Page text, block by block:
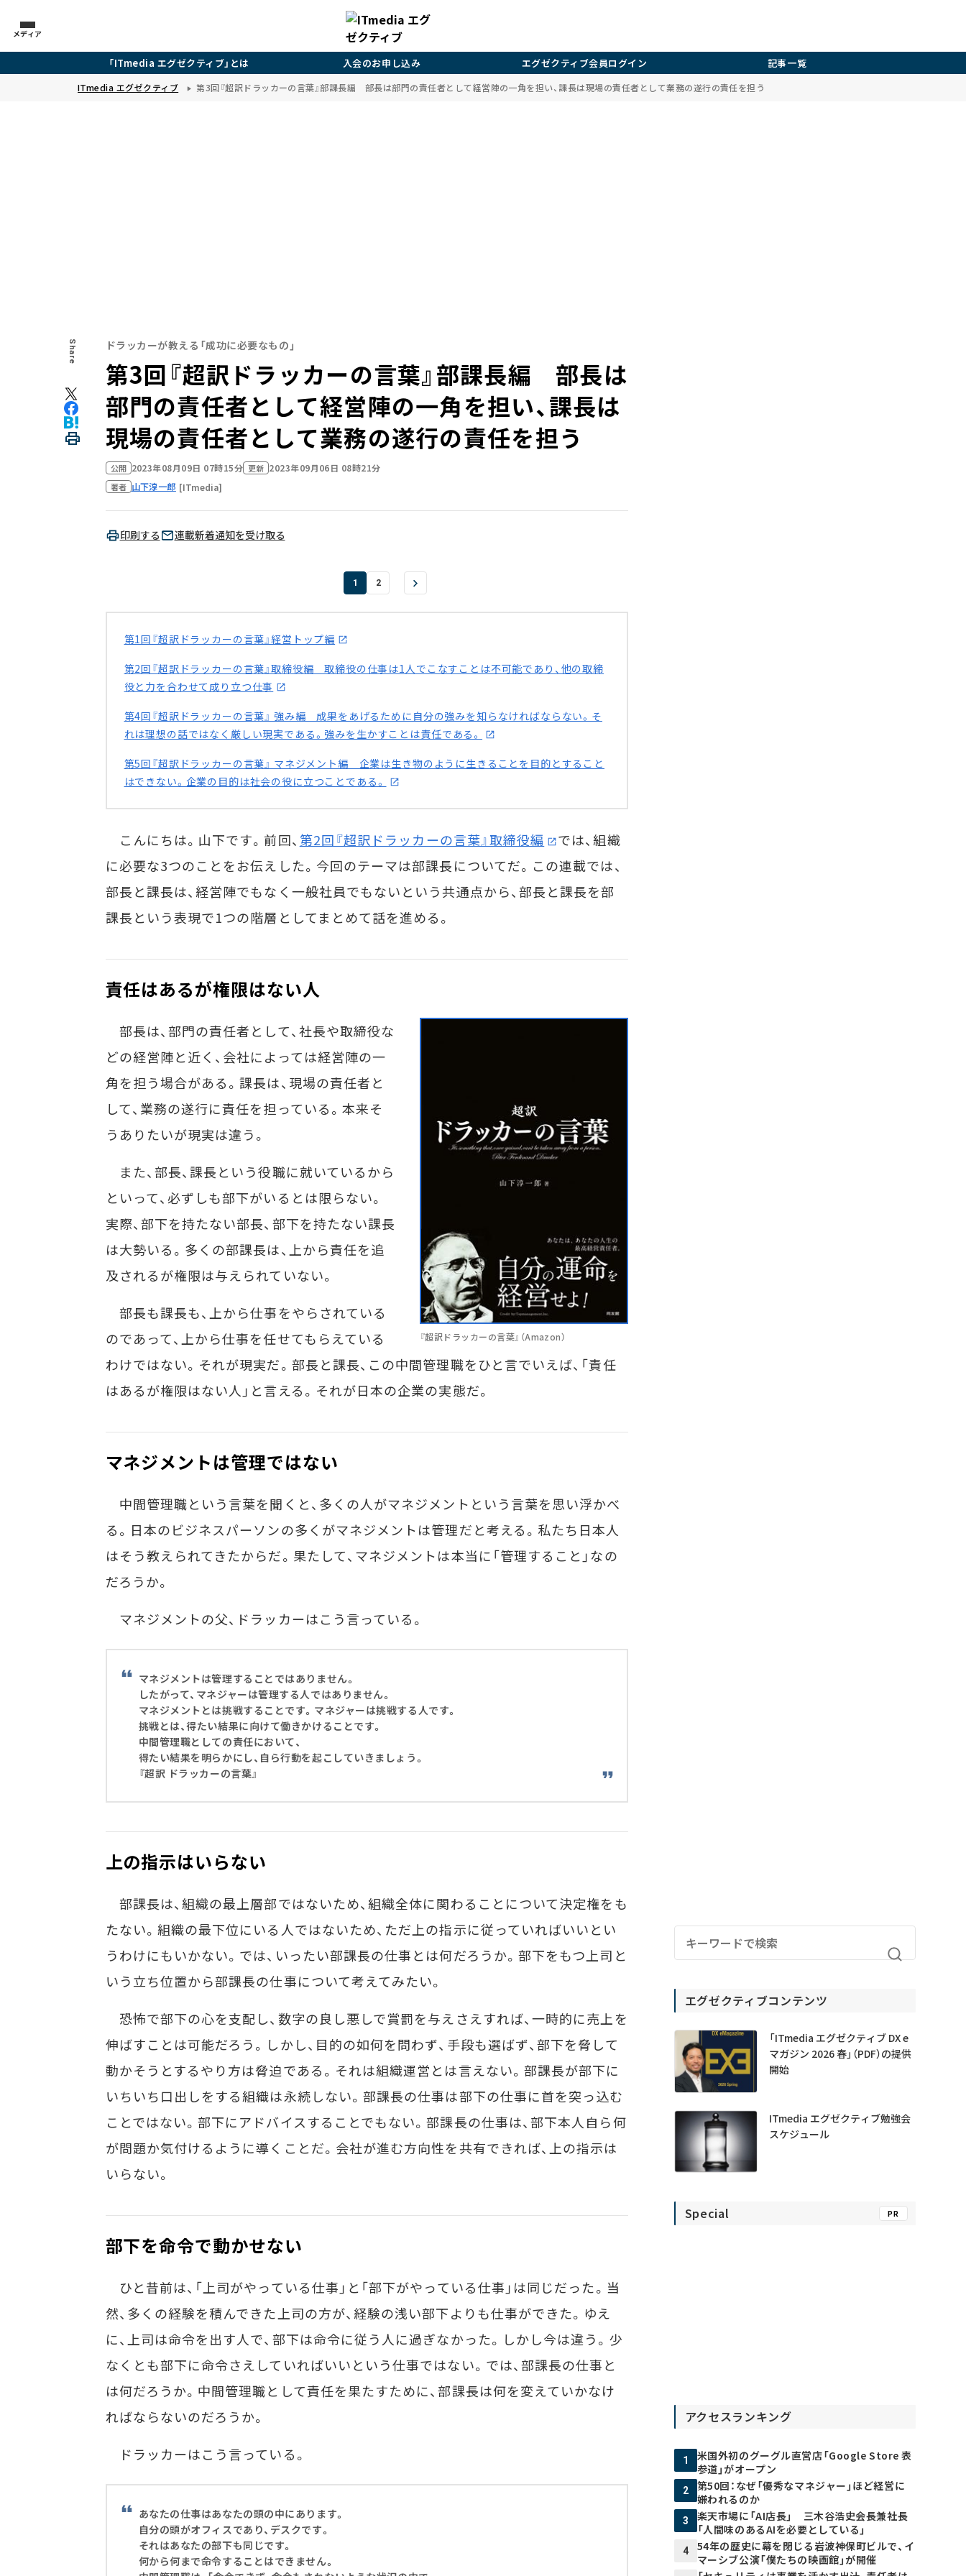
メディア
「ITmedia エグゼクティブ」とは 入会のお申し込み エグゼクティブ会員ログイン 記事一覧
ITmedia エグゼクティブ 第3回『超訳ドラッカーの言葉』部課長編 部長は部門の責任者として経営陣の一角を担い、課長は現場の責任者として業務の遂行の責任を担う
Share ドラッカーが教える「成功に必要なもの」
第3回『超訳ドラッカーの言葉』部課長編 部長は
部門の責任者として経営陣の一角を担い、課長は
現場の責任者として業務の遂行の責任を担う
公開 2023年08月09日 07時15分 更新 2023年09月06日 08時21分
著者 山下淳一郎 [ITmedia]
印刷する 連載新着通知を受け取る
1 2
第1回『超訳ドラッカーの言葉』経営トップ編
第2回『超訳ドラッカーの言葉』取締役編 取締役の仕事は1人でこなすことは不可能であり、他の取締
役と力を合わせて成り立つ仕事
第4回『超訳ドラッカーの言葉』 強み編 成果をあげるために自分の強みを知らなければならない。そ
れは理想の話ではなく厳しい現実である。強みを生かすことは責任である。
第5回『超訳ドラッカーの言葉』 マネジメント編 企業は生き物のように生きることを目的とすること
はできない。企業の目的は社会の役に立つことである。
こんにちは。山下です。前回、 第2回『超訳ドラッカーの言葉』取締役編
では、組織
に必要な3つのことをお伝えした。今回のテーマは部課長についてだ。この連載では、
部長と課長は、経営陣でもなく一般社員でもないという共通点から、部長と課長を部
課長という表現で1つの階層としてまとめて話を進める。
責任はあるが権限はない人
『超訳ドラッカーの言葉』（Amazon）
部長は、部門の責任者として、社長や取締役な
どの経営陣と近く、会社によっては経営陣の一
角を担う場合がある。課長は、現場の責任者と
して、業務の遂行に責任を担っている。本来そ
うありたいが現実は違う。
また、部長、課長という役職に就いているから
といって、必ずしも部下がいるとは限らない。
実際、部下を持たない部長、部下を持たない課長
は大勢いる。多くの部課長は、上から責任を追
及されるが権限は与えられていない。
部長も課長も、上から仕事をやらされている
のであって、上から仕事を任せてもらえている
わけではない。それが現実だ。部長と課長、この中間管理職をひと言でいえば、「責任
はあるが権限はない人」と言える。それが日本の企業の実態だ。
マネジメントは管理ではない
中間管理職という言葉を聞くと、多くの人がマネジメントという言葉を思い浮かべ
る。日本のビジネスパーソンの多くがマネジメントは管理だと考える。私たち日本人
はそう教えられてきたからだ。果たして、マネジメントは本当に「管理すること」なの
だろうか。
マネジメントの父、ドラッカーはこう言っている。
マネジメントは管理することではありません。
したがって、マネジャーは管理する人ではありません。
マネジメントとは挑戦することです。マネジャーは挑戦する人です。
挑戦とは、得たい結果に向けて働きかけることです。
中間管理職としての責任において、
得たい結果を明らかにし、自ら行動を起こしていきましょう。
『超訳 ドラッカーの言葉』
上の指示はいらない
部課長は、組織の最上層部ではないため、組織全体に関わることについて決定権をも
たない。組織の最下位にいる人ではないため、ただ上の指示に従っていればいいとい
うわけにもいかない。では、いったい部課長の仕事とは何だろうか。部下をもつ上司と
いう立ち位置から部課長の仕事について考えてみたい。
恐怖で部下の心を支配し、数字の良し悪しで賞罰を与えさえすれば、一時的に売上を
伸ばすことは可能だろう。しかし、目的の如何を問わず、手段も選ばず、部下を脅して
動かそうとするやり方は脅迫である。それは組織運営とは言えない。部課長が部下に
いちいち口出しをする組織は永続しない。部課長の仕事は部下の仕事に首を突っ込む
ことではない。部下にアドバイスすることでもない。部課長の仕事は、部下本人自ら何
が問題か気付けるように導くことだ。会社が進む方向性を共有できれば、上の指示は
いらない。
部下を命令で動かせない
ひと昔前は、「上司がやっている仕事」と「部下がやっている仕事」は同じだった。当
然、多くの経験を積んできた上司の方が、経験の浅い部下よりも仕事ができた。ゆえ
に、上司は命令を出す人で、部下は命令に従う人に過ぎなかった。しかし今は違う。少
なくとも部下に命令さえしていればいいという仕事ではない。では、部課長の仕事と
は何だろうか。中間管理職として責任を果たすために、部課長は何を変えていかなけ
ればならないのだろうか。
ドラッカーはこう言っている。
あなたの仕事はあなたの頭の中にあります。
自分の頭がオフィスであり、デスクです。
それはあなたの部下も同じです。
何から何まで命令することはできません。
エグゼクティブコンテンツ
「ITmedia エグゼクティブ DX e
マガジン 2026 春」（PDF）の提供
開始
ITmedia エグゼクティブ勉強会
スケジュール
Special PR
アクセスランキング
1
米国外初のグーグル直営店「Google Store 表
参道」がオープン
2
第50回：なぜ「優秀なマネジャー」ほど経営に
嫌われるのか
3
楽天市場に「AI店長」 三木谷浩史会長兼社長
「人間味のあるAIを必要としている」
4
54年の歴史に幕を閉じる岩波神保町ビルで、イ
マーシブ公演「僕たちの映画館」が開催